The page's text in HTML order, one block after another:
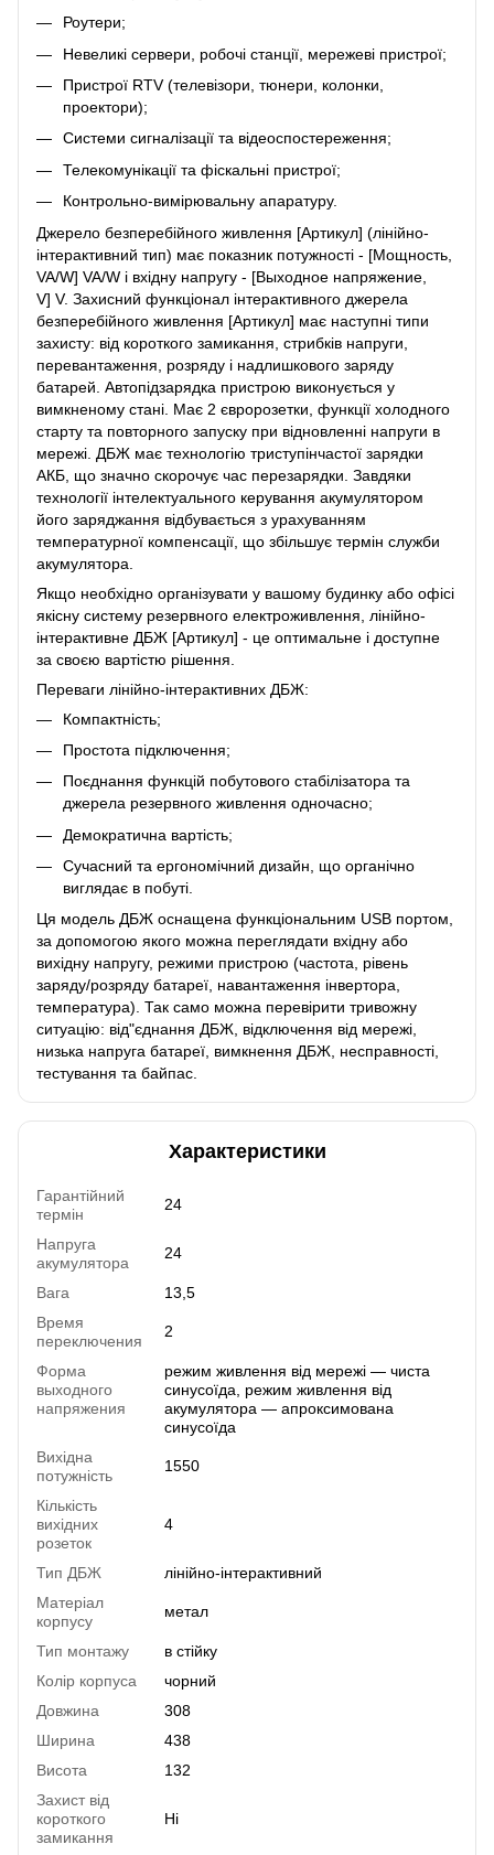
Роутери;
Невеликі сервери, робочі станції, мережеві пристрої;
Пристрої RTV (телевізори, тюнери, колонки,
проектори);
Системи сигналізації та відеоспостереження;
Телекомунікації та фіскальні пристрої;
Контрольно-вимірювальну апаратуру.
Джерело безперебійного живлення [Артикул] (лінійно-
інтерактивний тип) має показник потужності - [Мощность,
VA/W] VA/W і вхідну напругу - [Выходное напряжение,
V] V. Захисний функціонал інтерактивного джерела
безперебійного живлення [Артикул] має наступні типи
захисту: від короткого замикання, стрибків напруги,
перевантаження, розряду і надлишкового заряду
батарей. Автопідзарядка пристрою виконується у
вимкненому стані. Має 2 євророзетки, функції холодного
старту та повторного запуску при відновленні напруги в
мережі. ДБЖ має технологію триступінчастої зарядки
АКБ, що значно скорочує час перезарядки. Завдяки
технології інтелектуального керування акумулятором
його заряджання відбувається з урахуванням
температурної компенсації, що збільшує термін служби
акумулятора.
Якщо необхідно організувати у вашому будинку або офісі
якісну систему резервного електроживлення, лінійно-
інтерактивне ДБЖ [Артикул] - це оптимальне і доступне
за своєю вартістю рішення.
Переваги лінійно-інтерактивних ДБЖ:
Компактність;
Простота підключення;
Поєднання функцій побутового стабілізатора та
джерела резервного живлення одночасно;
Демократична вартість;
Сучасний та ергономічний дизайн, що органічно
виглядає в побуті.
Ця модель ДБЖ оснащена функціональним USB портом,
за допомогою якого можна переглядати вхідну або
вихідну напругу, режими пристрою (частота, рівень
заряду/розряду батареї, навантаження інвертора,
температура). Так само можна перевірити тривожну
ситуацію: від"єднання ДБЖ, відключення від мережі,
низька напруга батареї, вимкнення ДБЖ, несправності,
тестування та байпас.
Характеристики
Гарантійний
термін
24
Напруга
акумулятора
24
Вага
13,5
Время
переключения
2
Форма
выходного
напряжения
режим живлення від мережі — чиста
синусоїда, режим живлення від
акумулятора — апроксимована
синусоїда
Вихідна
потужність
1550
Кількість
вихідних
розеток
4
Тип ДБЖ
лінійно-інтерактивний
Матеріал
корпусу
метал
Тип монтажу
в стійку
Колір корпуса
чорний
Довжина
308
Ширина
438
Висота
132
Захист від
короткого
замикання
Ні